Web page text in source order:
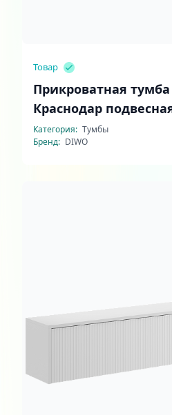
Товар
Прикроватная тумба
Краснодар
антрацит, дуб вотан,
Категория: Тумбы
Бренд: DIWO